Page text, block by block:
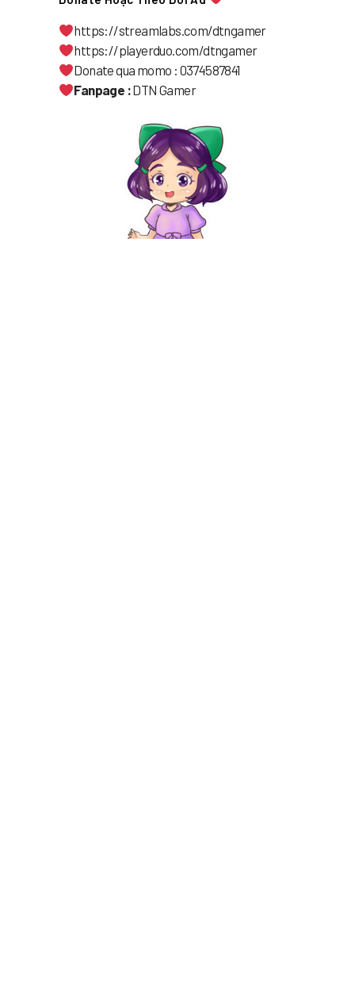
https://streamlabs.com/dtngamer
https://playerduo.com/dtngamer
Donate qua momo : 0374587841
Fanpage :DTN Gamer